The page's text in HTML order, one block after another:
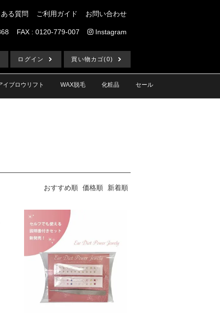
お問い合わせ
ご利用ガイド
る質問
Instagram
FAX : 0120-779-007
ログイン 買い物カゴ(0)
イブロウリフト WAX脱毛 化粧品 セール
おすすめ順 価格順 新着順